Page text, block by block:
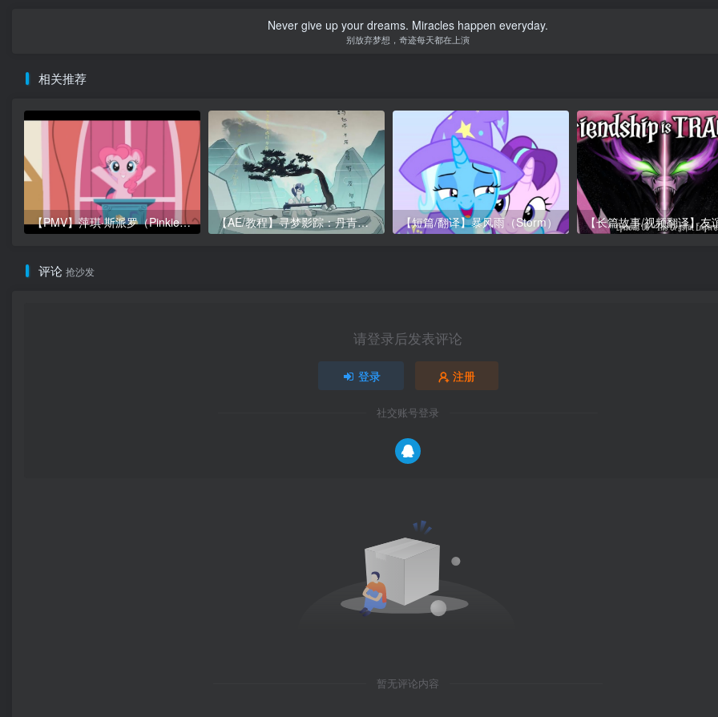
Never give up your dreams. Miracles happen everyday.
别放弃梦想，奇迹每天都在上演
相关推荐
【PMV】萍琪·斯派罗（Pinkie Sparrow） 【AE/教程】寻梦影踪：丹青与琴 【短篇/翻译】暴风雨（Storm）
评论 抢沙发
请登录后发表评论
登录 注册
社交账号登录
暂无评论内容